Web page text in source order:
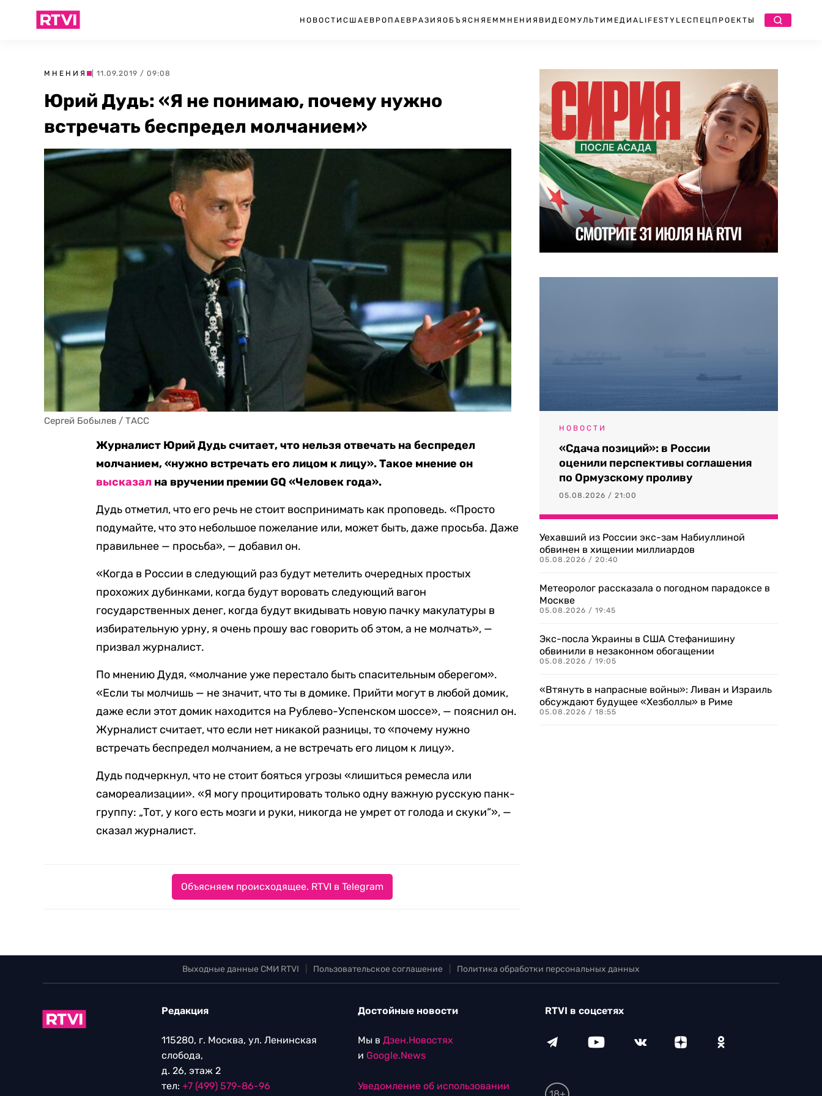
НОВОСТИ США ЕВРОПА ЕВРАЗИЯ ОБЪЯСНЯЕМ МНЕНИЯ ВИДЕО МУЛЬТИМЕДИА LIFESTYLEСПЕЦПРОЕКТЫ
МНЕНИЯ | 11.09.2019 / 09:08
Юрий Дудь: «Я не понимаю, почему нужно
встречать беспредел молчанием»
Сергей Бобылев / ТАСС
Журналист Юрий Дудь считает, что нельзя отвечать на беспредел
молчанием, «нужно встречать его лицом к лицу». Такое мнение он
высказал на вручении премии GQ «Человек года».
Дудь отметил, что его речь не стоит воспринимать как проповедь. «Просто
подумайте, что это небольшое пожелание или, может быть, даже просьба. Даже
правильнее — просьба», — добавил он.
«Когда в России в следующий раз будут метелить очередных простых
прохожих дубинками, когда будут воровать следующий вагон
государственных денег, когда будут вкидывать новую пачку макулатуры в
избирательную урну, я очень прошу вас говорить об этом, а не молчать», —
призвал журналист.
По мнению Дудя, «молчание уже перестало быть спасительным оберегом».
«Если ты молчишь — не значит, что ты в домике. Прийти могут в любой домик,
даже если этот домик находится на Рублево-Успенском шоссе», — пояснил он.
Журналист считает, что если нет никакой разницы, то «почему нужно
встречать беспредел молчанием, а не встречать его лицом к лицу».
Дудь подчеркнул, что не стоит бояться угрозы «лишиться ремесла или
самореализации». «Я могу процитировать только одну важную русскую панк-
группу: „Тот, у кого есть мозги и руки, никогда не умрет от голода и скуки“», —
сказал журналист.
Объясняем происходящее. RTVI в Telegram
НОВОСТИ
«Сдача позиций»: в России
оценили перспективы соглашения
по Ормузскому проливу
05.08.2026 / 21:00
Уехавший из России экс-зам Набиуллиной
обвинен в хищении миллиардов
05.08.2026 / 20:40
Метеоролог рассказала о погодном парадоксе в
Москве
05.08.2026 / 19:45
Экс-посла Украины в США Стефанишину
обвинили в незаконном обогащении
05.08.2026 / 19:05
«Втянуть в напрасные войны»: Ливан и Израиль
обсуждают будущее «Хезболлы» в Риме
05.08.2026 / 18:55
Выходные данные СМИ RTVI Пользовательское соглашение Политика обработки персональных данных
Редакция
115280, г. Москва, ул. Ленинская
слобода,
д. 26, этаж 2
тел: +7 (499) 579-86-96
Достойные новости
Мы в Дзен.Новостях
и Google.News
Уведомление об использовании
RTVI в соцсетях